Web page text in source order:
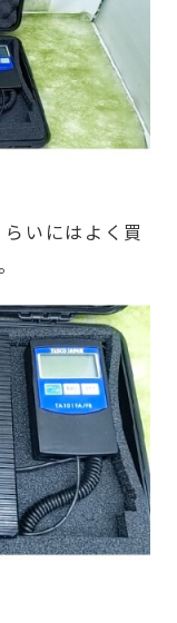
いにはよく買